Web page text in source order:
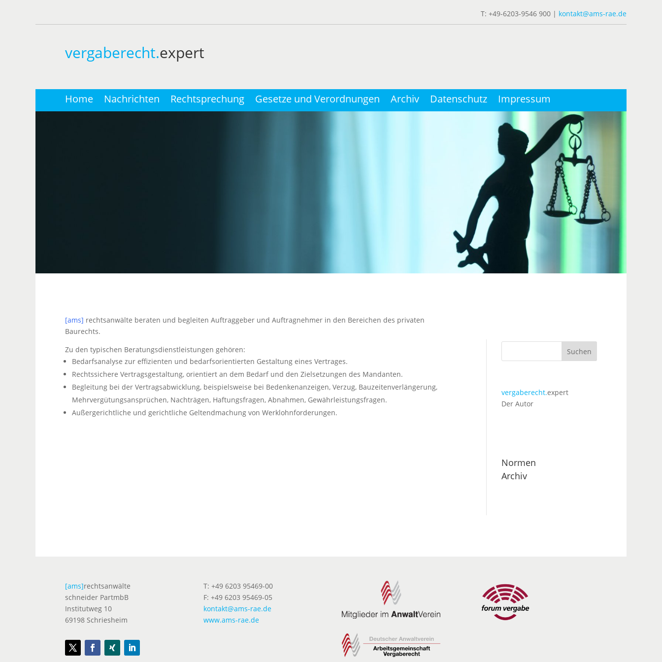
T: +49-6203-9546 900 | kontakt@ams-rae.de
vergaberecht.expert
Home Nachrichten Rechtsprechung Gesetze und Verordnungen Archiv Datenschutz Impressum
[ams] rechtsanwälte beraten und begleiten Auftraggeber und Auftragnehmer in den Bereichen des privaten
Baurechts.
Zu den typischen Beratungsdienstleistungen gehören:
Bedarfsanalyse zur effizienten und bedarfsorientierten Gestaltung eines Vertrages.
Rechtssichere Vertragsgestaltung, orientiert an dem Bedarf und den Zielsetzungen des Mandanten.
Begleitung bei der Vertragsabwicklung, beispielsweise bei Bedenkenanzeigen, Verzug, Bauzeitenverlängerung,
Mehrvergütungsansprüchen, Nachträgen, Haftungsfragen, Abnahmen, Gewährleistungsfragen.
Außergerichtliche und gerichtliche Geltendmachung von Werklohnforderungen.
Suchen
vergaberecht.expert
Der Autor
Normen
Archiv
[ams]rechtsanwälte
schneider PartmbB
Institutweg 10
69198 Schriesheim
T: +49 6203 95469-00
F: +49 6203 95469-05
kontakt@ams-rae.de
www.ams-rae.de